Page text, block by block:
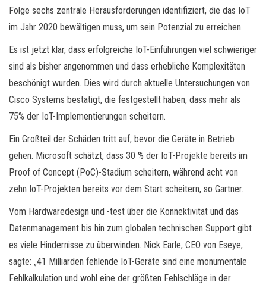
Folge sechs zentrale Herausforderungen identifiziert, die das IoT
im Jahr 2020 bewältigen muss, um sein Potenzial zu erreichen.
Es ist jetzt klar, dass erfolgreiche IoT-Einführungen viel schwieriger
sind als bisher angenommen und dass erhebliche Komplexitäten
beschönigt wurden. Dies wird durch aktuelle Untersuchungen von
Cisco Systems bestätigt, die festgestellt haben, dass mehr als
75% der IoT-Implementierungen scheitern.
Ein Großteil der Schäden tritt auf, bevor die Geräte in Betrieb
gehen. Microsoft schätzt, dass 30 % der IoT-Projekte bereits im
Proof of Concept (PoC)-Stadium scheitern, während acht von
zehn IoT-Projekten bereits vor dem Start scheitern, so Gartner.
Vom Hardwaredesign und -test über die Konnektivität und das
Datenmanagement bis hin zum globalen technischen Support gibt
es viele Hindernisse zu überwinden. Nick Earle, CEO von Eseye,
sagte: „41 Milliarden fehlende IoT-Geräte sind eine monumentale
Fehlkalkulation und wohl eine der größten Fehlschläge in der